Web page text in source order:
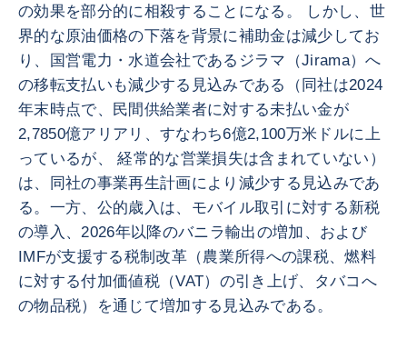
の効果を部分的に相殺することになる。 しかし、世
界的な原油価格の下落を背景に補助金は減少してお
り、国営電力・水道会社であるジラマ（Jirama）へ
の移転支払いも減少する見込みである（同社は2024
年末時点で、民間供給業者に対する未払い金が
2,7850億アリアリ、すなわち6億2,100万米ドルに上
っているが、 経常的な営業損失は含まれていない）
は、同社の事業再生計画により減少する見込みであ
る。一方、公的歳入は、モバイル取引に対する新税
の導入、2026年以降のバニラ輸出の増加、および
IMFが支援する税制改革（農業所得への課税、燃料
に対する付加価値税（VAT）の引き上げ、タバコへ
の物品税）を通じて増加する見込みである。